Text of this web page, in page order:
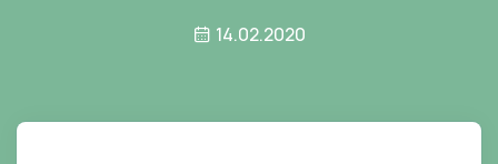
14.02.2020